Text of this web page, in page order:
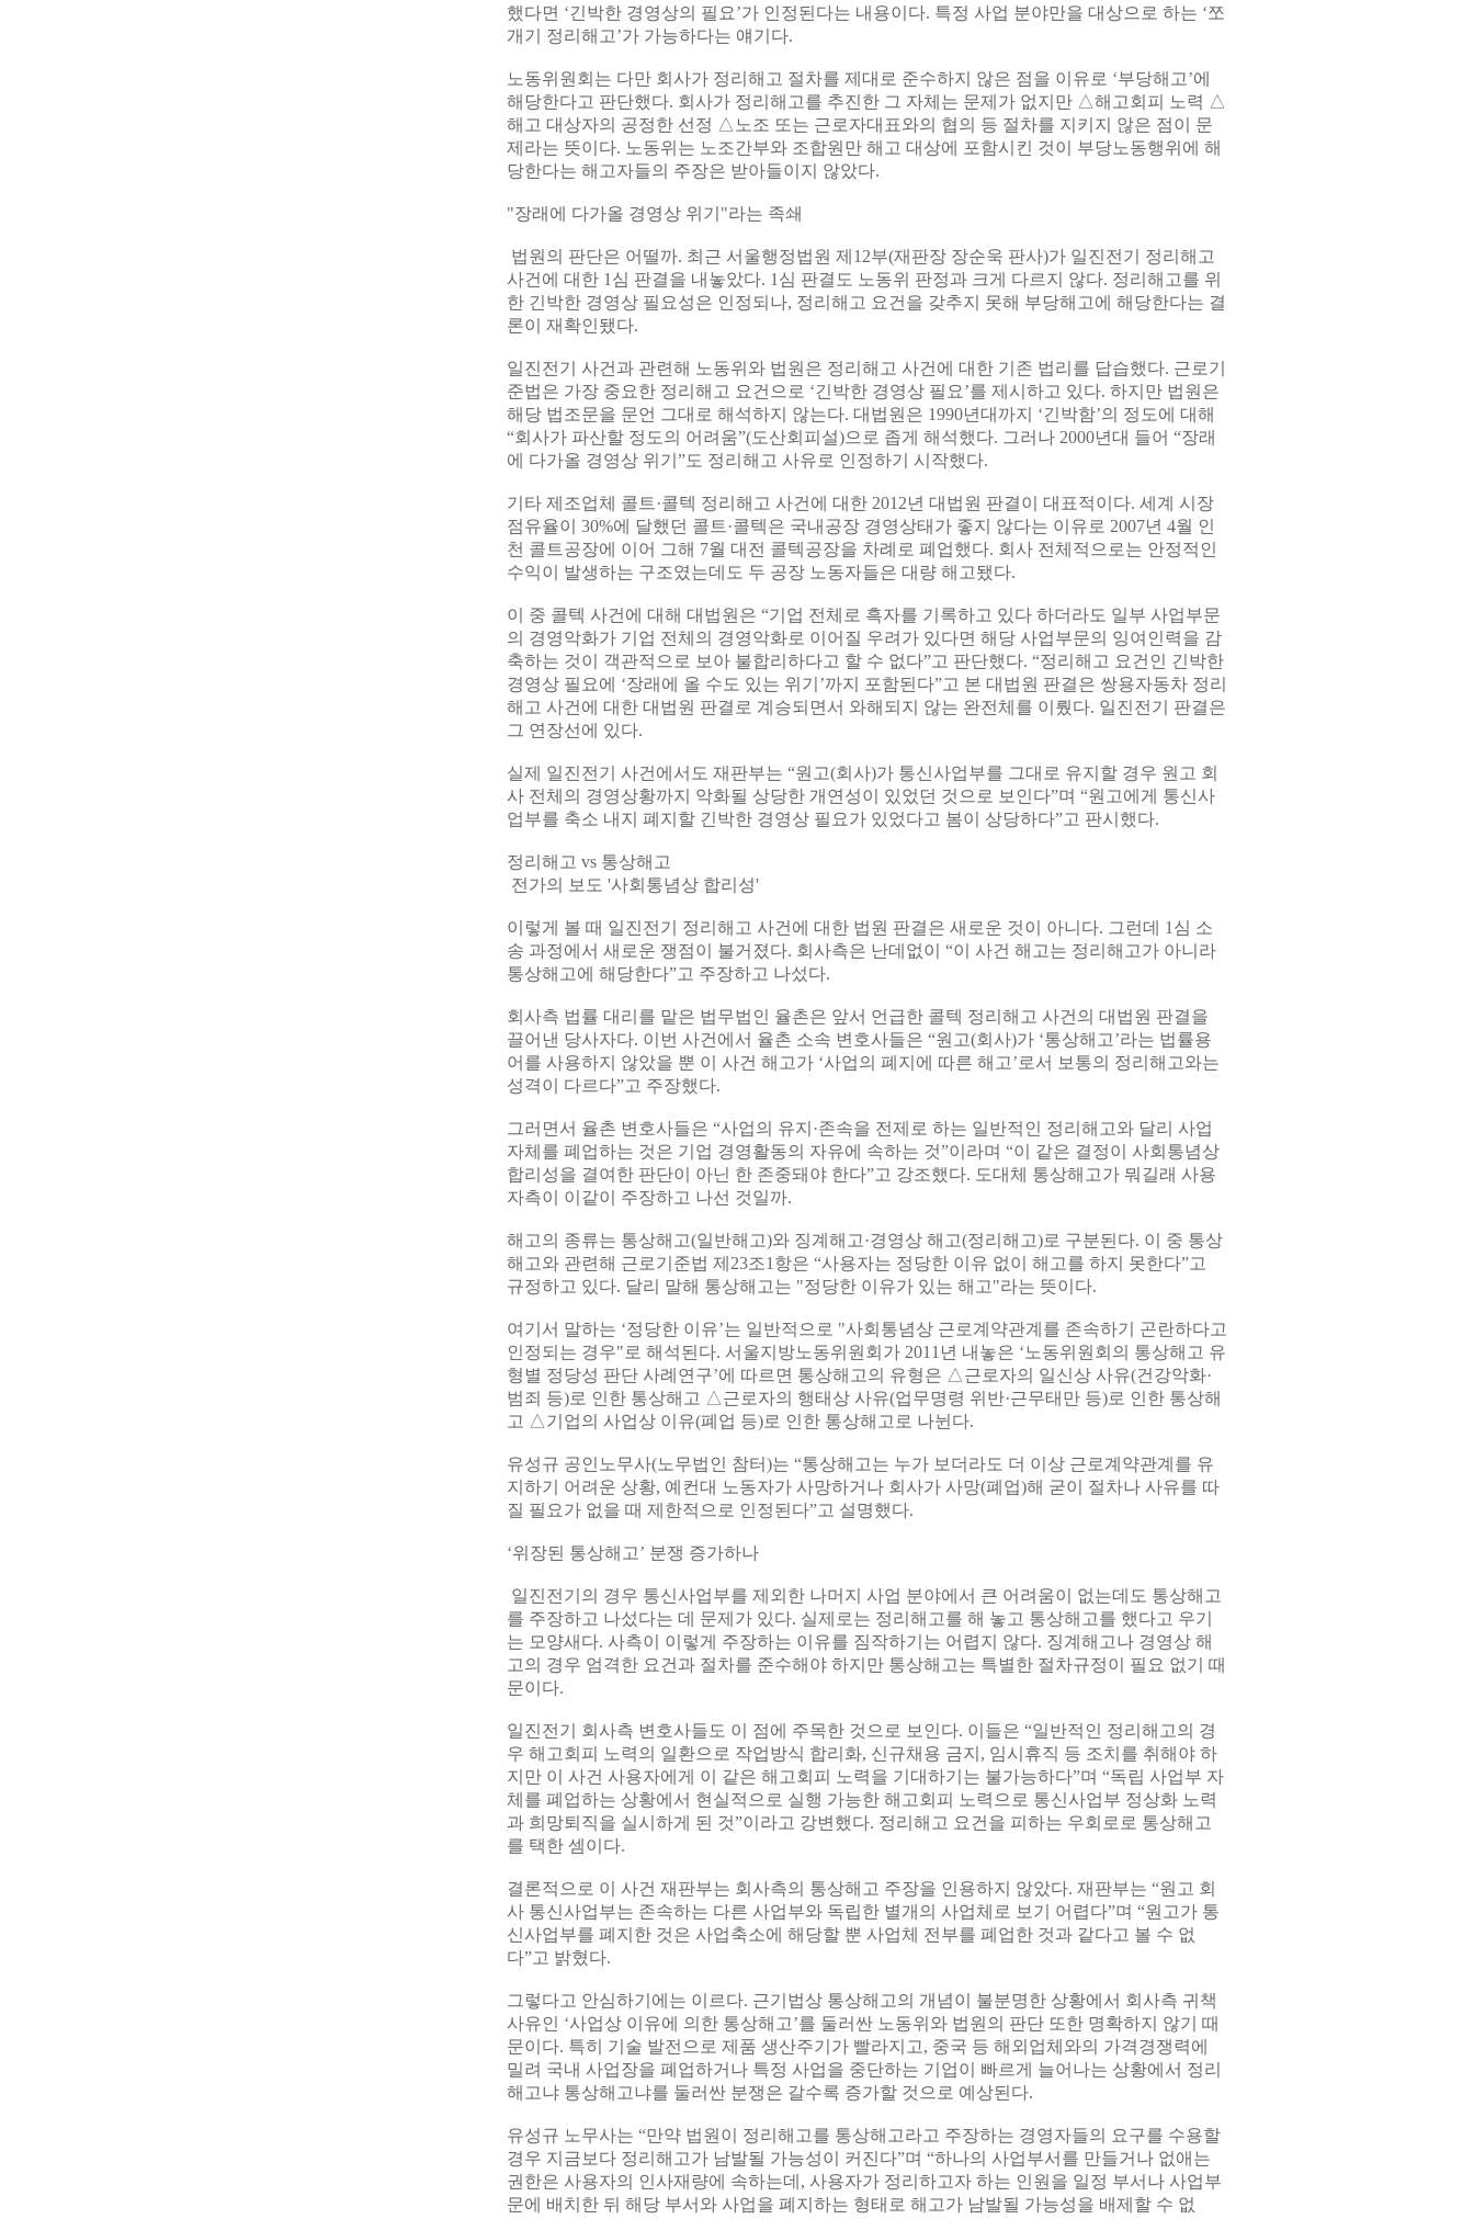
했다면 ‘긴박한 경영상의 필요’가 인정된다는 내용이다. 특정 사업 분야만을 대상으로 하는 ‘쪼
개기 정리해고’가 가능하다는 얘기다.
노동위원회는 다만 회사가 정리해고 절차를 제대로 준수하지 않은 점을 이유로 ‘부당해고’에
해당한다고 판단했다. 회사가 정리해고를 추진한 그 자체는 문제가 없지만 △해고회피 노력 △
해고 대상자의 공정한 선정 △노조 또는 근로자대표와의 협의 등 절차를 지키지 않은 점이 문
제라는 뜻이다. 노동위는 노조간부와 조합원만 해고 대상에 포함시킨 것이 부당노동행위에 해
당한다는 해고자들의 주장은 받아들이지 않았다.
"장래에 다가올 경영상 위기"라는 족쇄
법원의 판단은 어떨까. 최근 서울행정법원 제12부(재판장 장순욱 판사)가 일진전기 정리해고
사건에 대한 1심 판결을 내놓았다. 1심 판결도 노동위 판정과 크게 다르지 않다. 정리해고를 위
한 긴박한 경영상 필요성은 인정되나, 정리해고 요건을 갖추지 못해 부당해고에 해당한다는 결
론이 재확인됐다.
일진전기 사건과 관련해 노동위와 법원은 정리해고 사건에 대한 기존 법리를 답습했다. 근로기
준법은 가장 중요한 정리해고 요건으로 ‘긴박한 경영상 필요’를 제시하고 있다. 하지만 법원은
해당 법조문을 문언 그대로 해석하지 않는다. 대법원은 1990년대까지 ‘긴박함’의 정도에 대해
“회사가 파산할 정도의 어려움”(도산회피설)으로 좁게 해석했다. 그러나 2000년대 들어 “장래
에 다가올 경영상 위기”도 정리해고 사유로 인정하기 시작했다.
기타 제조업체 콜트·콜텍 정리해고 사건에 대한 2012년 대법원 판결이 대표적이다. 세계 시장
점유율이 30%에 달했던 콜트·콜텍은 국내공장 경영상태가 좋지 않다는 이유로 2007년 4월 인
천 콜트공장에 이어 그해 7월 대전 콜텍공장을 차례로 폐업했다. 회사 전체적으로는 안정적인
수익이 발생하는 구조였는데도 두 공장 노동자들은 대량 해고됐다.
이 중 콜텍 사건에 대해 대법원은 “기업 전체로 흑자를 기록하고 있다 하더라도 일부 사업부문
의 경영악화가 기업 전체의 경영악화로 이어질 우려가 있다면 해당 사업부문의 잉여인력을 감
축하는 것이 객관적으로 보아 불합리하다고 할 수 없다”고 판단했다. “정리해고 요건인 긴박한
경영상 필요에 ‘장래에 올 수도 있는 위기’까지 포함된다”고 본 대법원 판결은 쌍용자동차 정리
해고 사건에 대한 대법원 판결로 계승되면서 와해되지 않는 완전체를 이뤘다. 일진전기 판결은
그 연장선에 있다.
실제 일진전기 사건에서도 재판부는 “원고(회사)가 통신사업부를 그대로 유지할 경우 원고 회
사 전체의 경영상황까지 악화될 상당한 개연성이 있었던 것으로 보인다”며 “원고에게 통신사
업부를 축소 내지 폐지할 긴박한 경영상 필요가 있었다고 봄이 상당하다”고 판시했다.
정리해고 vs 통상해고
전가의 보도 '사회통념상 합리성'
이렇게 볼 때 일진전기 정리해고 사건에 대한 법원 판결은 새로운 것이 아니다. 그런데 1심 소
송 과정에서 새로운 쟁점이 불거졌다. 회사측은 난데없이 “이 사건 해고는 정리해고가 아니라
통상해고에 해당한다”고 주장하고 나섰다.
회사측 법률 대리를 맡은 법무법인 율촌은 앞서 언급한 콜텍 정리해고 사건의 대법원 판결을
끌어낸 당사자다. 이번 사건에서 율촌 소속 변호사들은 “원고(회사)가 ‘통상해고’라는 법률용
어를 사용하지 않았을 뿐 이 사건 해고가 ‘사업의 폐지에 따른 해고’로서 보통의 정리해고와는
성격이 다르다”고 주장했다.
그러면서 율촌 변호사들은 “사업의 유지·존속을 전제로 하는 일반적인 정리해고와 달리 사업
자체를 폐업하는 것은 기업 경영활동의 자유에 속하는 것”이라며 “이 같은 결정이 사회통념상
합리성을 결여한 판단이 아닌 한 존중돼야 한다”고 강조했다. 도대체 통상해고가 뭐길래 사용
자측이 이같이 주장하고 나선 것일까.
해고의 종류는 통상해고(일반해고)와 징계해고·경영상 해고(정리해고)로 구분된다. 이 중 통상
해고와 관련해 근로기준법 제23조1항은 “사용자는 정당한 이유 없이 해고를 하지 못한다”고
규정하고 있다. 달리 말해 통상해고는 "정당한 이유가 있는 해고"라는 뜻이다.
여기서 말하는 ‘정당한 이유’는 일반적으로 "사회통념상 근로계약관계를 존속하기 곤란하다고
인정되는 경우"로 해석된다. 서울지방노동위원회가 2011년 내놓은 ‘노동위원회의 통상해고 유
형별 정당성 판단 사례연구’에 따르면 통상해고의 유형은 △근로자의 일신상 사유(건강악화·
범죄 등)로 인한 통상해고 △근로자의 행태상 사유(업무명령 위반·근무태만 등)로 인한 통상해
고 △기업의 사업상 이유(폐업 등)로 인한 통상해고로 나뉜다.
유성규 공인노무사(노무법인 참터)는 “통상해고는 누가 보더라도 더 이상 근로계약관계를 유
지하기 어려운 상황, 예컨대 노동자가 사망하거나 회사가 사망(폐업)해 굳이 절차나 사유를 따
질 필요가 없을 때 제한적으로 인정된다”고 설명했다.
‘위장된 통상해고’ 분쟁 증가하나
일진전기의 경우 통신사업부를 제외한 나머지 사업 분야에서 큰 어려움이 없는데도 통상해고
를 주장하고 나섰다는 데 문제가 있다. 실제로는 정리해고를 해 놓고 통상해고를 했다고 우기
는 모양새다. 사측이 이렇게 주장하는 이유를 짐작하기는 어렵지 않다. 징계해고나 경영상 해
고의 경우 엄격한 요건과 절차를 준수해야 하지만 통상해고는 특별한 절차규정이 필요 없기 때
문이다.
일진전기 회사측 변호사들도 이 점에 주목한 것으로 보인다. 이들은 “일반적인 정리해고의 경
우 해고회피 노력의 일환으로 작업방식 합리화, 신규채용 금지, 임시휴직 등 조치를 취해야 하
지만 이 사건 사용자에게 이 같은 해고회피 노력을 기대하기는 불가능하다”며 “독립 사업부 자
체를 폐업하는 상황에서 현실적으로 실행 가능한 해고회피 노력으로 통신사업부 정상화 노력
과 희망퇴직을 실시하게 된 것”이라고 강변했다. 정리해고 요건을 피하는 우회로로 통상해고
를 택한 셈이다.
결론적으로 이 사건 재판부는 회사측의 통상해고 주장을 인용하지 않았다. 재판부는 “원고 회
사 통신사업부는 존속하는 다른 사업부와 독립한 별개의 사업체로 보기 어렵다”며 “원고가 통
신사업부를 폐지한 것은 사업축소에 해당할 뿐 사업체 전부를 폐업한 것과 같다고 볼 수 없
다”고 밝혔다.
그렇다고 안심하기에는 이르다. 근기법상 통상해고의 개념이 불분명한 상황에서 회사측 귀책
사유인 ‘사업상 이유에 의한 통상해고’를 둘러싼 노동위와 법원의 판단 또한 명확하지 않기 때
문이다. 특히 기술 발전으로 제품 생산주기가 빨라지고, 중국 등 해외업체와의 가격경쟁력에
밀려 국내 사업장을 폐업하거나 특정 사업을 중단하는 기업이 빠르게 늘어나는 상황에서 정리
해고냐 통상해고냐를 둘러싼 분쟁은 갈수록 증가할 것으로 예상된다.
유성규 노무사는 “만약 법원이 정리해고를 통상해고라고 주장하는 경영자들의 요구를 수용할
경우 지금보다 정리해고가 남발될 가능성이 커진다”며 “하나의 사업부서를 만들거나 없애는
권한은 사용자의 인사재량에 속하는데, 사용자가 정리하고자 하는 인원을 일정 부서나 사업부
문에 배치한 뒤 해당 부서와 사업을 폐지하는 형태로 해고가 남발될 가능성을 배제할 수 없